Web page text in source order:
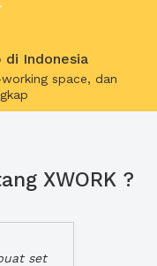
Indonesia
space, dan
XWORK ?
set